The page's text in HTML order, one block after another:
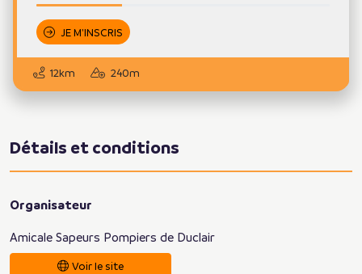
JE M'INSCRIS
12km 240m
Détails et conditions
Organisateur
Amicale Sapeurs Pompiers de Duclair
Voir le site